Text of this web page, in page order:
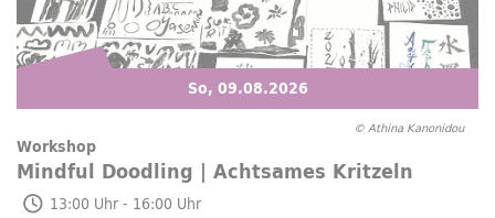
© Athina Kanonidou
So, 09.08.2026
Workshop
Mindful Doodling | Achtsames Kritzeln
So, 09.08.2026
13:00 Uhr - 16:00 Uhr